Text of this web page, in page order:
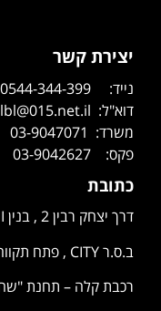
יצירת קשר
נייד: 0544-344-399
דוא"ל: blbl@015.net.il
משרד: 03-9047071
פקס: 03-9042627
כתובת
דרך יצחק רבין 2 , בנין I קומה 14
ב.ס.ר CITY , פתח תקווה
רכבת קלה – תחנת